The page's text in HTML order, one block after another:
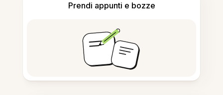
Prendi appunti e bozze